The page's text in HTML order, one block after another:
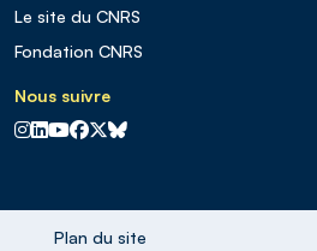
Le site du CNRS
Fondation CNRS
Nous suivre
CNRS sur Instagram
CNRS sur Linkedin
CNRS sur Youtube
CNRS sur Facebook
CNRS sur X
CNRS sur Blus sky
Plan du site